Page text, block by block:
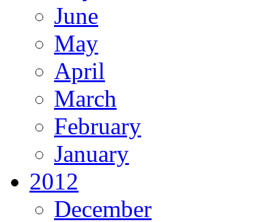
June
May
April
March
February
January
2012
December